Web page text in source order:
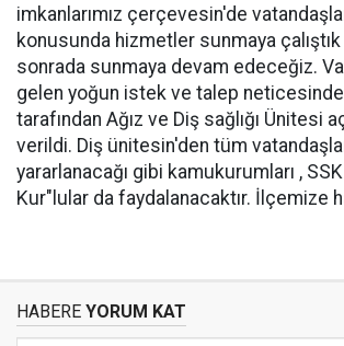
imkanlarımız çerçevesin'de
konusunda hizmetler sunmaya
sonrada sunmaya devam edeceğiz.
gelen yoğun istek ve talep
tarafından Ağız ve Diş sağlığı Ünitesi
verildi. Diş ünitesin'den tüm
yararlanacağı gibi kamukurumları ,
Kur"lular da faydalanacaktır. İlçemize
HABERE YORUM KAT